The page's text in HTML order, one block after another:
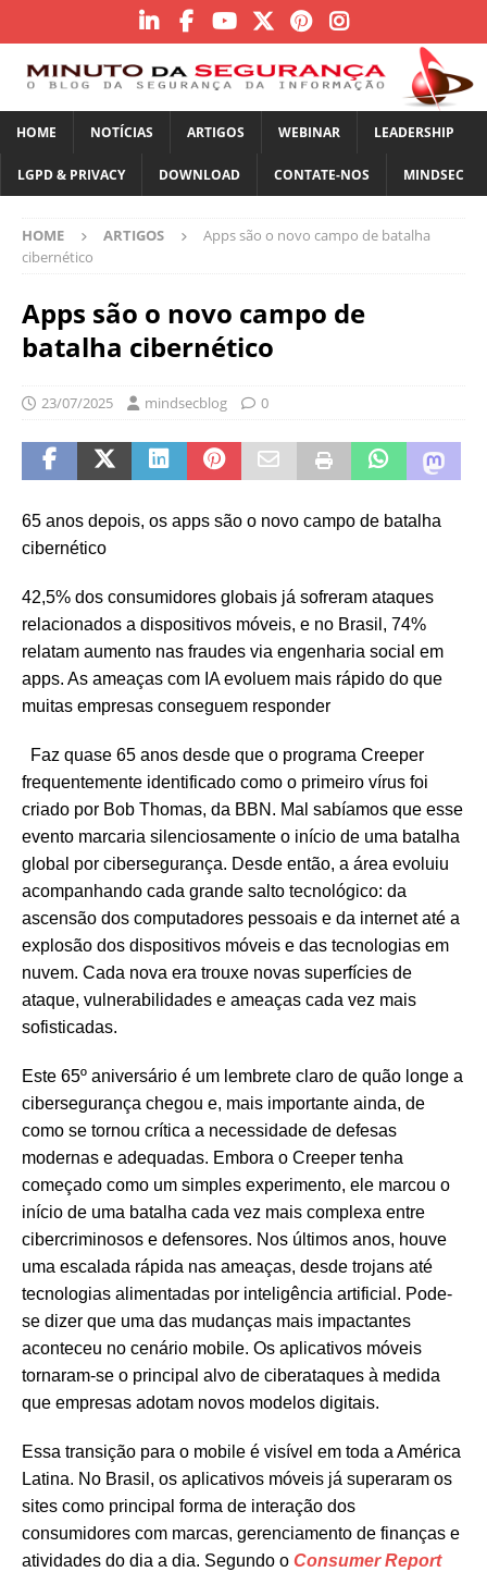
HOME NOTÍCIAS ARTIGOS WEBINAR LEADERSHIP
LGPD & PRIVACY DOWNLOAD CONTATE-NOS MINDSEC
HOME ARTIGOS
Apps são o novo campo de batalha
cibernético
Apps são o novo campo de
batalha cibernético
23/07/2025 mindsecblog 0
65 anos depois, os apps são o novo campo de batalha
cibernético
42,5% dos consumidores globais já sofreram ataques
relacionados a dispositivos móveis, e no Brasil, 74%
relatam aumento nas fraudes via engenharia social em
apps. As ameaças com IA evoluem mais rápido do que
muitas empresas conseguem responder
Faz quase 65 anos desde que o programa Creeper
frequentemente identificado como o primeiro vírus foi
criado por Bob Thomas, da BBN. Mal sabíamos que esse
evento marcaria silenciosamente o início de uma batalha
global por cibersegurança. Desde então, a área evoluiu
acompanhando cada grande salto tecnológico: da
ascensão dos computadores pessoais e da internet até a
explosão dos dispositivos móveis e das tecnologias em
nuvem. Cada nova era trouxe novas superfícies de
ataque, vulnerabilidades e ameaças cada vez mais
sofisticadas.
Este 65º aniversário é um lembrete claro de quão longe a
cibersegurança chegou e, mais importante ainda, de
como se tornou crítica a necessidade de defesas
modernas e adequadas. Embora o Creeper tenha
começado como um simples experimento, ele marcou o
início de uma batalha cada vez mais complexa entre
cibercriminosos e defensores. Nos últimos anos, houve
uma escalada rápida nas ameaças, desde trojans até
tecnologias alimentadas por inteligência artificial. Pode-
se dizer que uma das mudanças mais impactantes
aconteceu no cenário mobile. Os aplicativos móveis
tornaram-se o principal alvo de ciberataques à medida
que empresas adotam novos modelos digitais.
Essa transição para o mobile é visível em toda a América
Latina. No Brasil, os aplicativos móveis já superaram os
sites como principal forma de interação dos
consumidores com marcas, gerenciamento de finanças e
atividades do dia a dia. Segundo o Consumer Report